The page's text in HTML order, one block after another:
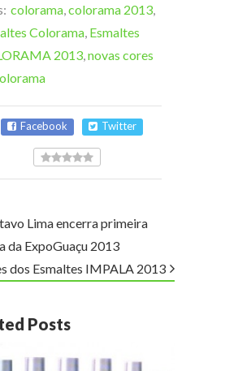
colorama,colorama 2013,
Colorama, Esmaltes
2013,novas cores
Facebook Twitter
Lima encerra primeira
da ExpoGuaçu 2013
dos Esmaltes IMPALA 2013
Posts